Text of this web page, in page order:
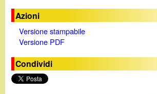
Azioni
Versione stampabile
Versione PDF
Condividi